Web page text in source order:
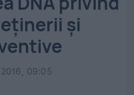
şi
09:05